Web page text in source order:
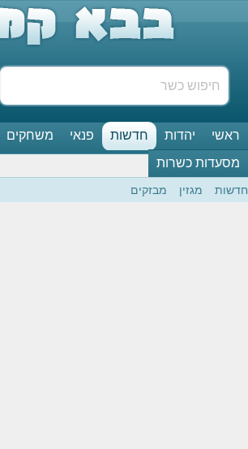
ראשי יהדות חדשות פנאי משחקים
מסעדות כשרות
חדשות מגזין מבזקים